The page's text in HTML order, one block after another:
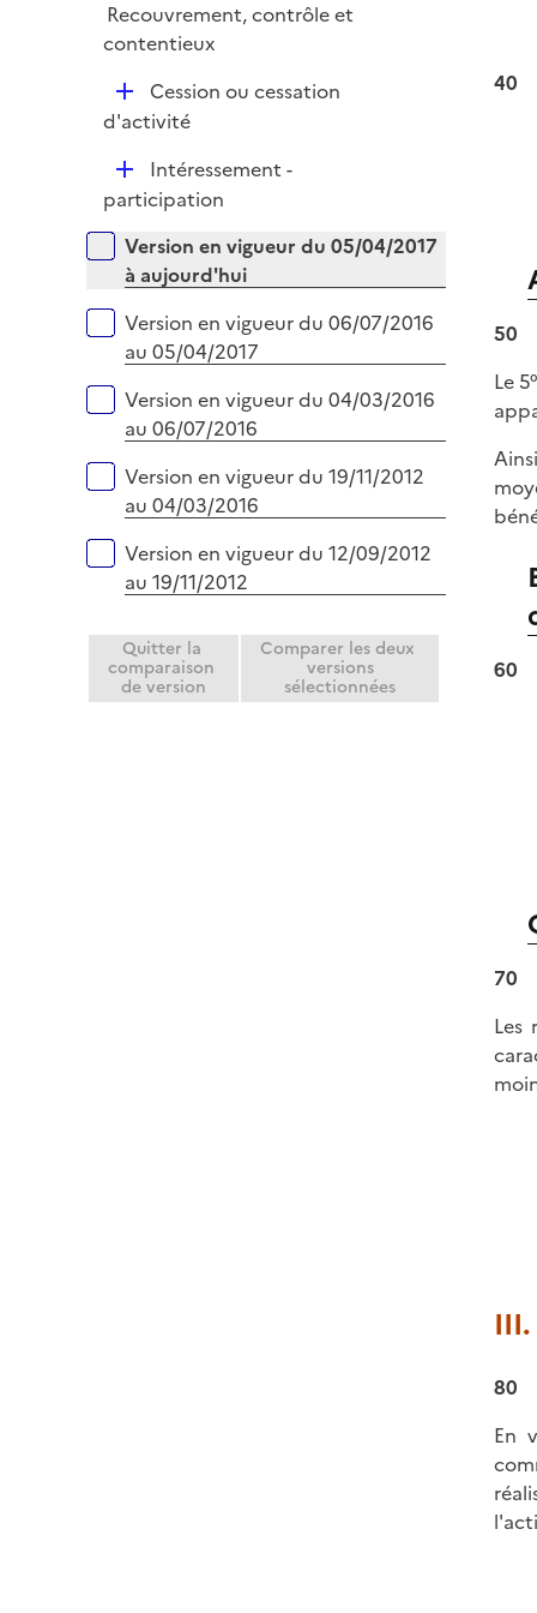
r
l
i
Recouvrement, contrôle et
contentieux
D
é
i
e
r
Cession ou cessation
d'activité
D
é
l
i
e
Intéressement -
participation
Versions sur la période
Version en vigueur du 05/04/2017
à aujourd'hui
Version en vigueur du 06/07/2016
au 05/04/2017
Version en vigueur du 04/03/2016
au 06/07/2016
Version en vigueur du 19/11/2012
au 04/03/2016
Version en vigueur du 12/09/2012
au 19/11/2012
Quitter la
comparaison
de version
Comparer les deux
versions
sélectionnées
40
50
Le
60
70
Les
80
En